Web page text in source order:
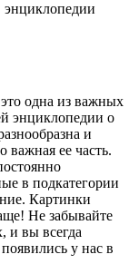
энциклопедии
одна из важных
энциклопедии о
и
важная ее часть.
в подкатегории
Картинки
Не забывайте
и вы всегда
у нас в